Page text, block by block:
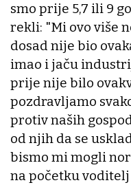
smo prije 5,7 ili 9
rekli: "Mi ovo više
dosad nije bio
imao i jaču
prije nije bilo
pozdravljamo
protiv naših
od njih da se
bismo mi mogli
na početku